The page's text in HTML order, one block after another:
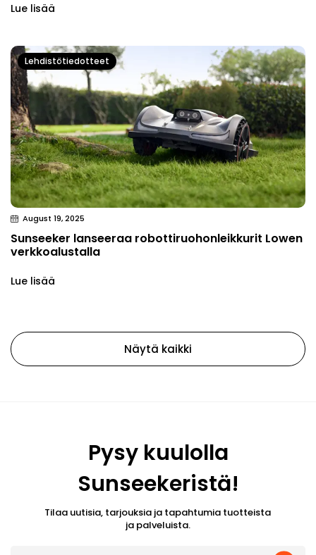
Lue lisää
Lehdistötiedotteet
August 19, 2025
Sunseeker lanseeraa robottiruohonleikkurit Lowen
verkkoalustalla
Lue lisää
Näytä kaikki
Pysy kuulolla
Sunseekeristä!
Tilaa uutisia, tarjouksia ja tapahtumia tuotteista
ja palveluista.